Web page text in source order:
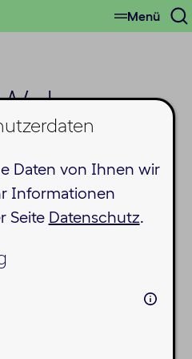
Daten von Ihnen wir
Informationen
Seite Datenschutz.
Menü
für mehr
in